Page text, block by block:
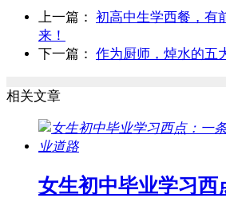
上一篇： 初高中生学西餐，有
来！
下一篇： 作为厨师，焯水的五
相关文章
女生初中毕业学习西